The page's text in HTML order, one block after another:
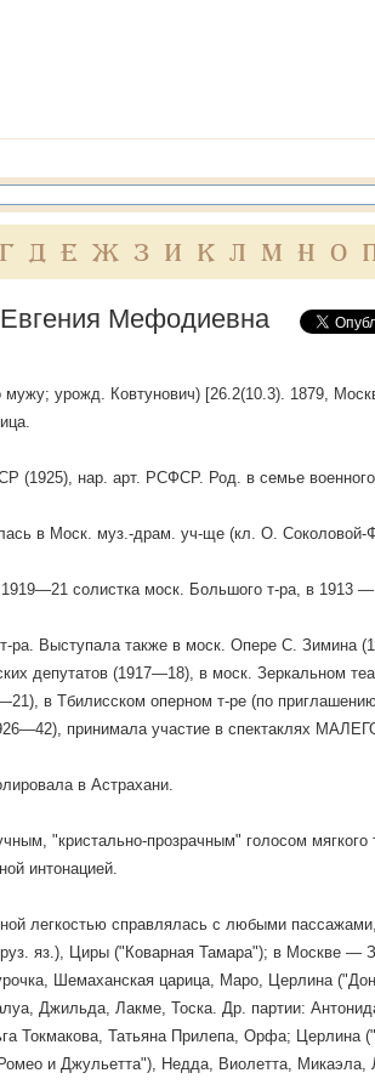
Г Д Е Ж З И К Л М Н О
Мефодиевна
урожд. Ковтунович) [26.2(10.3). 1879,
(1925), нар. арт. РСФСР. Род. в семье
в Моск. муз.-драм. уч-ще (кл. О. Соколовой-
солистка моск. Большого т-ра, в 1913 —
ра. Выступала также в моск. Опере С. Зимина
депутатов (1917—18), в моск. Зеркальном
в Тбилисском оперном т-ре (по
принимала участие в спектаклях
в Астрахани.
"кристально-прозрачным" голосом
интонацией.
легкостью справлялась с любыми
яз.), Циры ("Коварная Тамара"); в Москве
Шемаханская царица, Маро, Церлина
Джильда, Лакме, Тоска. Др. партии:
Токмакова, Татьяна Прилепа, Орфа; Церлина
и Джульетта"), Недда, Виолетта, Микаэла,